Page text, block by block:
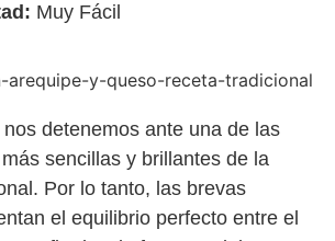
Muy Fácil
detenemos ante una de las
sencillas y brillantes de la
Por lo tanto, las brevas
el equilibrio perfecto entre el